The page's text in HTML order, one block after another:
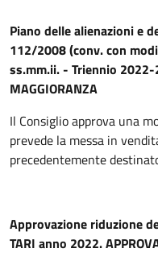
Piano delle alienazioni e
112/2008 (conv. con
ss.mm.ii. - Triennio 2022-
MAGGIORANZA
Il Consiglio approva una
prevede la messa in
precedentemente
Approvazione riduzione
TARI anno 2022.